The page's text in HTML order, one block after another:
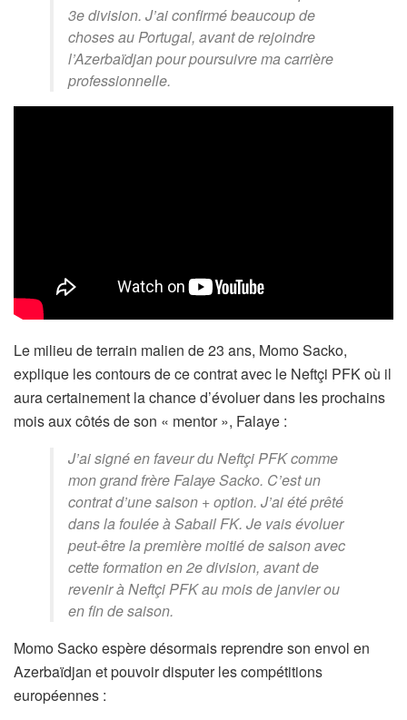
3e division. J’ai confirmé beaucoup de
choses au Portugal, avant de rejoindre
l’Azerbaïdjan pour poursuivre ma carrière
professionnelle.
Le milieu de terrain malien de 23 ans, Momo Sacko,
explique les contours de ce contrat avec le Neftçi PFK où il
aura certainement la chance d’évoluer dans les prochains
mois aux côtés de son « mentor », Falaye :
J’ai signé en faveur du Neftçi PFK comme
mon grand frère Falaye Sacko. C’est un
contrat d’une saison + option. J’ai été prêté
dans la foulée à Sabail FK. Je vais évoluer
peut-être la première moitié de saison avec
cette formation en 2e division, avant de
revenir à Neftçi PFK au mois de janvier ou
en fin de saison.
Momo Sacko espère désormais reprendre son envol en
Azerbaïdjan et pouvoir disputer les compétitions
européennes :